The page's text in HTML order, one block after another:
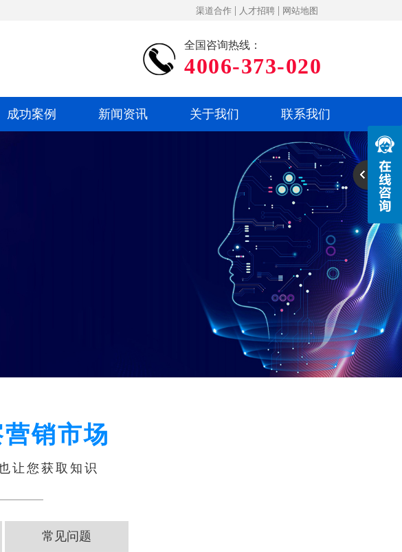
渠道合作 | 人才招聘 | 网站地图
全国咨询热线：
4006-373-020
成功案例 新闻资讯 关于我们 联系我们
销市场
让您获取知识
常见问题